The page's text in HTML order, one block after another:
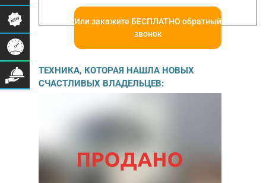
Или закажите БЕСПЛАТНО обратный
звонок
ТЕХНИКА, КОТОРАЯ НАШЛА НОВЫХ
СЧАСТЛИВЫХ ВЛАДЕЛЬЦЕВ: